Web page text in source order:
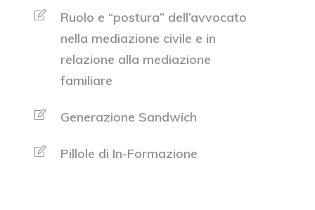
Ruolo e “postura” dell’avvocato
nella mediazione civile e in
relazione alla mediazione
familiare
Generazione Sandwich
Pillole di In-Formazione